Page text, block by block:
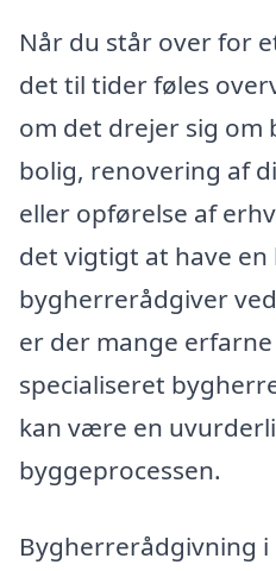
Når du står over for
det til tider føles
om det drejer sig om
bolig, renovering af
eller opførelse af
det vigtigt at have
bygherrerådgiver
er der mange
specialiseret
kan være en
byggeprocessen.
Bygherrerådgivning